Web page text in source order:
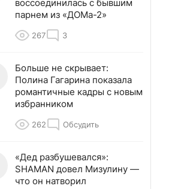
воссоединилась с бывшим
парнем из «ДОМа-2»
267 3
Больше не скрывает:
Полина Гагарина показала
романтичные кадры с новым
избранником
262 Обсудить
«Дед разбушевался»:
SHAMAN довел Мизулину —
что он натворил